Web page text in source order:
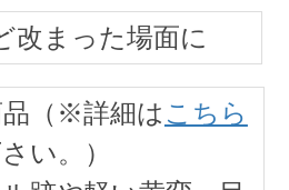
改まった場面に
品（※詳細は こちら
い。）